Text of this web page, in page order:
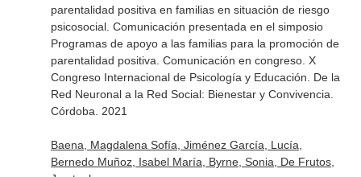
parentalidad positiva en familias en situación de riesgo
psicosocial. Comunicación presentada en el simposio
Programas de apoyo a las familias para la promoción de
parentalidad positiva. Comunicación en congreso. X
Congreso Internacional de Psicología y Educación. De la
Red Neuronal a la Red Social: Bienestar y Convivencia.
Córdoba. 2021
Baena, Magdalena Sofía, Jiménez García, Lucía,
Bernedo Muñoz, Isabel María, Byrne, Sonia, De Frutos,